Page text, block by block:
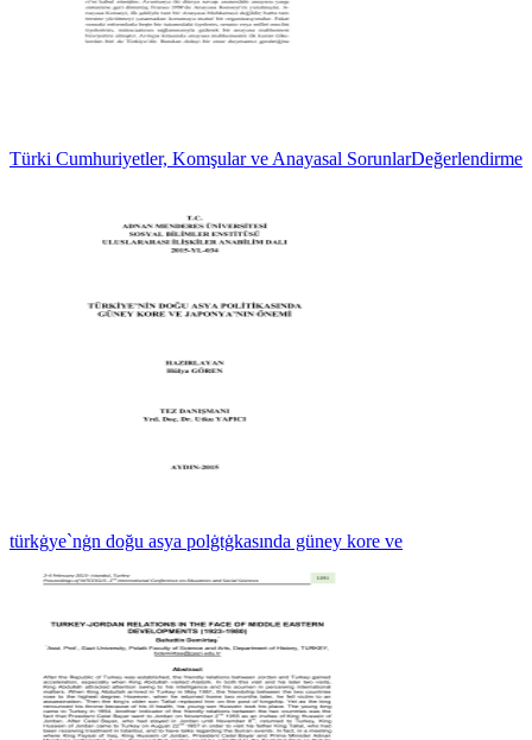
Türki Cumhuriyetler, Komşular ve Anayasal SorunlarDeğerlendirme
türkġye`nġn doğu asya polġtġkasında güney kore ve